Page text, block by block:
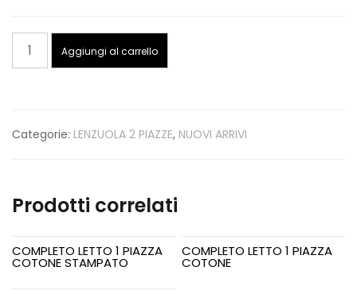
COMPLETO
LETTO
quantità
Aggiungi al carrello
Categorie: LENZUOLA 2 PIAZZE, NUOVI ARRIVI
Prodotti correlati
COMPLETO LETTO 1 PIAZZA
COTONE STAMPATO
COMPLETO LETTO 1 PIAZZA
COTONE